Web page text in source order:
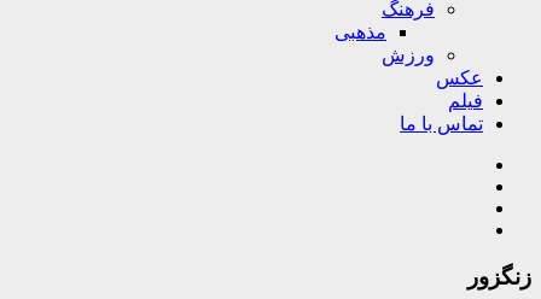
فرهنگ
مذهبی
ورزش
عکس
فیلم
تماس با ما
زنگزور